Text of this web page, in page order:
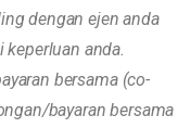
dengan ejen anda
anda.
bersama (co-
bayaran bersama